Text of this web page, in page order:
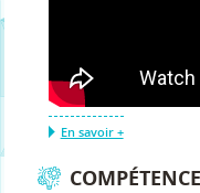
En savoir +